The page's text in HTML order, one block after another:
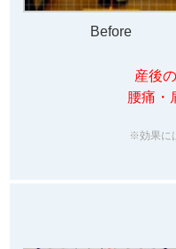
Before
産後
腰痛・
※効果に